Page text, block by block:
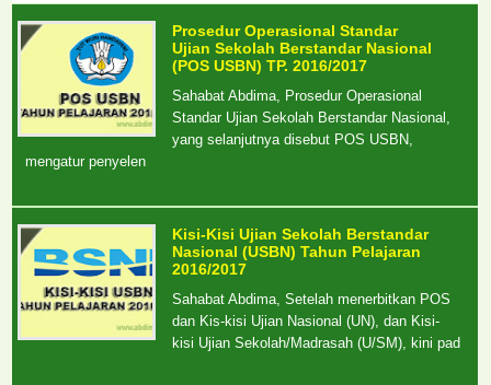
Prosedur Operasional Standar
Ujian Sekolah Berstandar Nasional
(POS USBN) TP. 2016/2017
Sahabat Abdima, Prosedur Operasional
Standar Ujian Sekolah Berstandar Nasional,
yang selanjutnya disebut POS USBN,
mengatur penyelen
Kisi-Kisi Ujian Sekolah Berstandar
Nasional (USBN) Tahun Pelajaran
2016/2017
Sahabat Abdima, Setelah menerbitkan POS
dan Kis-kisi Ujian Nasional (UN), dan Kisi-
kisi Ujian Sekolah/Madrasah (U/SM), kini pad